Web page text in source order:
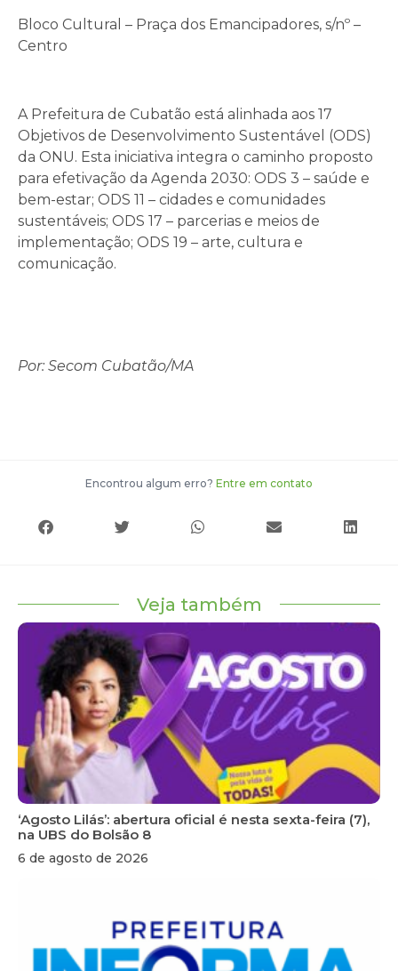
Bloco Cultural – Praça dos Emancipadores, s/nº –
Centro
A Prefeitura de Cubatão está alinhada aos 17
Objetivos de Desenvolvimento Sustentável (ODS)
da ONU. Esta iniciativa integra o caminho proposto
para efetivação da Agenda 2030: ODS 3 – saúde e
bem-estar; ODS 11 – cidades e comunidades
sustentáveis; ODS 17 – parcerias e meios de
implementação; ODS 19 – arte, cultura e
comunicação.
Por: Secom Cubatão/MA
Encontrou algum erro? Entre em contato
Veja também
‘Agosto Lilás’: abertura oficial é nesta sexta-feira (7),
na UBS do Bolsão 8
6 de agosto de 2026